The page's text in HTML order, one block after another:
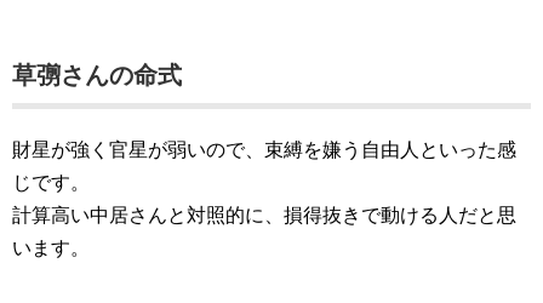
草彅さんの命式
財星が強く官星が弱いので、束縛を嫌う自由人といった感
じです。
計算高い中居さんと対照的に、損得抜きで動ける人だと思
います。